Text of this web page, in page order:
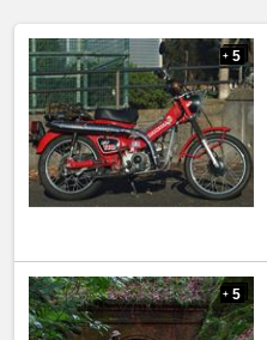
+ 5
+ 5